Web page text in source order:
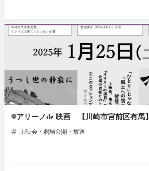
アリーノde 映画 【川崎市宮前区有馬】
上映会・劇場公開・放送